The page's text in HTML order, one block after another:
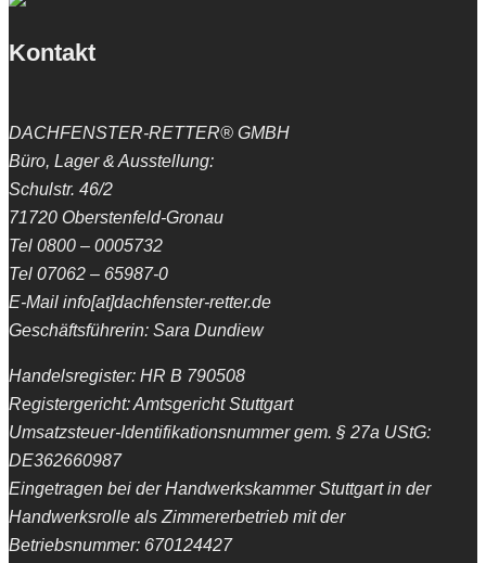
Kontakt
DACHFENSTER-RETTER® GMBH
Büro, Lager & Ausstellung:
Schulstr. 46/2
71720 Oberstenfeld-Gronau
Tel 0800 – 0005732
Tel 07062 – 65987-0
E-Mail info[at]dachfenster-retter.de
Geschäftsführerin: Sara Dundiew
Handelsregister: HR B 790508
Registergericht: Amtsgericht Stuttgart
Umsatzsteuer-Identifikationsnummer gem. § 27a UStG:
DE362660987
Eingetragen bei der Handwerkskammer Stuttgart in der
Handwerksrolle als Zimmererbetrieb mit der
Betriebsnummer: 670124427